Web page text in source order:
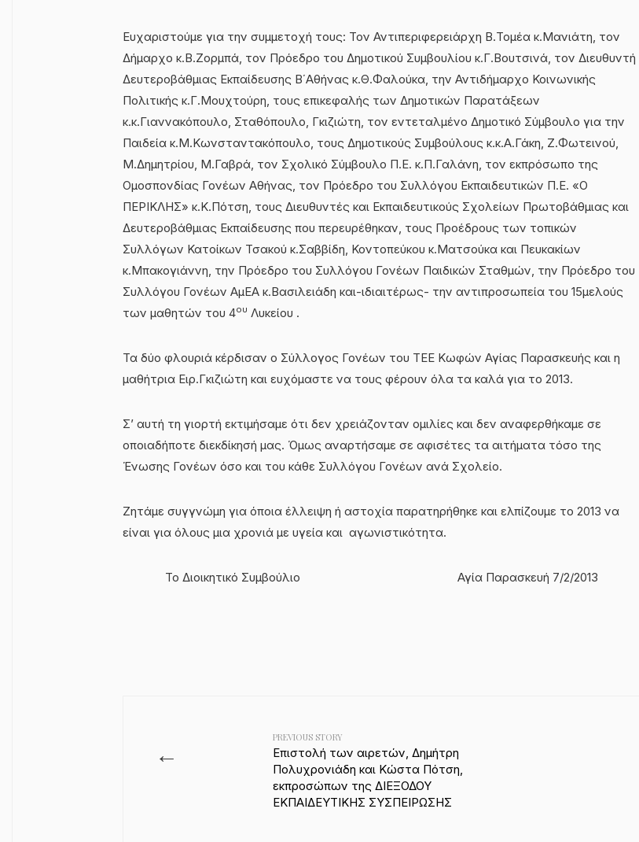
Ευχαριστούμε για την συμμετοχή τους: Τον Αντιπεριφερειάρχη Β.Τομέα κ.Μανιάτη, τον
Δήμαρχο κ.Β.Ζορμπά, τον Πρόεδρο του Δημοτικού Συμβουλίου κ.Γ.Βουτσινά, τον Διευθυντή
Δευτεροβάθμιας Εκπαίδευσης Β΄Αθήνας κ.Θ.Φαλούκα, την Αντιδήμαρχο Κοινωνικής
Πολιτικής κ.Γ.Μουχτούρη, τους επικεφαλής των Δημοτικών Παρατάξεων
κ.κ.Γιαννακόπουλο, Σταθόπουλο, Γκιζιώτη, τον εντεταλμένο Δημοτικό Σύμβουλο για την
Παιδεία κ.Μ.Κωνσταντακόπουλο, τους Δημοτικούς Συμβούλους κ.κ.Α.Γάκη, Ζ.Φωτεινού,
Μ.Δημητρίου, Μ.Γαβρά, τον Σχολικό Σύμβουλο Π.Ε. κ.Π.Γαλάνη, τον εκπρόσωπο της
Ομοσπονδίας Γονέων Αθήνας, τον Πρόεδρο του Συλλόγου Εκπαιδευτικών Π.Ε. «Ο
ΠΕΡΙΚΛΗΣ» κ.Κ.Πότση, τους Διευθυντές και Εκπαιδευτικούς Σχολείων Πρωτοβάθμιας και
Δευτεροβάθμιας Εκπαίδευσης που περευρέθηκαν, τους Προέδρους των τοπικών
Συλλόγων Κατοίκων Τσακού κ.Σαββίδη, Κοντοπεύκου κ.Ματσούκα και Πευκακίων
κ.Μπακογιάννη, την Πρόεδρο του Συλλόγου Γονέων Παιδικών Σταθμών, την Πρόεδρο του
Συλλόγου Γονέων ΑμΕΑ κ.Βασιλειάδη και-ιδιαιτέρως- την αντιπροσωπεία του 15μελούς
των μαθητών του 4ου Λυκείου .
Τα δύο φλουριά κέρδισαν ο Σύλλογος Γονέων του ΤΕΕ Κωφών Αγίας Παρασκευής και η
μαθήτρια Ειρ.Γκιζιώτη και ευχόμαστε να τους φέρουν όλα τα καλά για το 2013.
Σ’ αυτή τη γιορτή εκτιμήσαμε ότι δεν χρειάζονταν ομιλίες και δεν αναφερθήκαμε σε
οποιαδήποτε διεκδίκησή μας. Όμως αναρτήσαμε σε αφισέτες τα αιτήματα τόσο της
Ένωσης Γονέων όσο και του κάθε Συλλόγου Γονέων ανά Σχολείο.
Ζητάμε συγγνώμη για όποια έλλειψη ή αστοχία παρατηρήθηκε και ελπίζουμε το 2013 να
είναι για όλους μια χρονιά με υγεία και αγωνιστικότητα.
Το Διοικητικό Συμβούλιο Αγία Παρασκευή 7/2/2013
←
PREVIOUS STORY
Επιστολή των αιρετών, Δημήτρη
Πολυχρονιάδη και Κώστα Πότση,
εκπροσώπων της ΔΙΕΞΟΔΟΥ
ΕΚΠΑΙΔΕΥΤΙΚΗΣ ΣΥΣΠΕΙΡΩΣΗΣ